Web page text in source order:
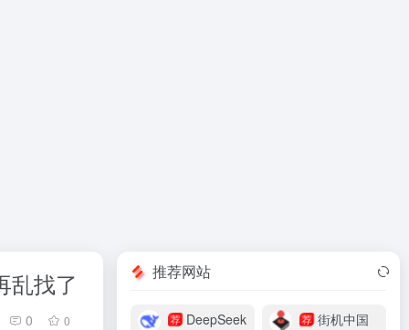
乱找了
0 0
推荐网站
荐 DeepSeek 荐 街机中国